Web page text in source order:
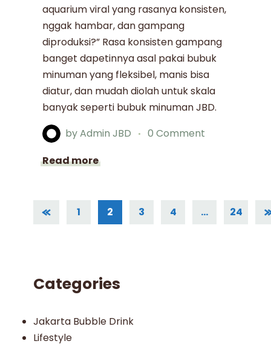
aquarium viral yang rasanya konsisten,
nggak hambar, dan gampang
diproduksi?” Rasa konsisten gampang
banget dapetinnya asal pakai bubuk
minuman yang fleksibel, manis bisa
diatur, dan mudah diolah untuk skala
banyak seperti bubuk minuman JBD.
byAdmin JBD
0 Comment
Read more
1 2 3 4 … 24
Categories
Jakarta Bubble Drink
Lifestyle